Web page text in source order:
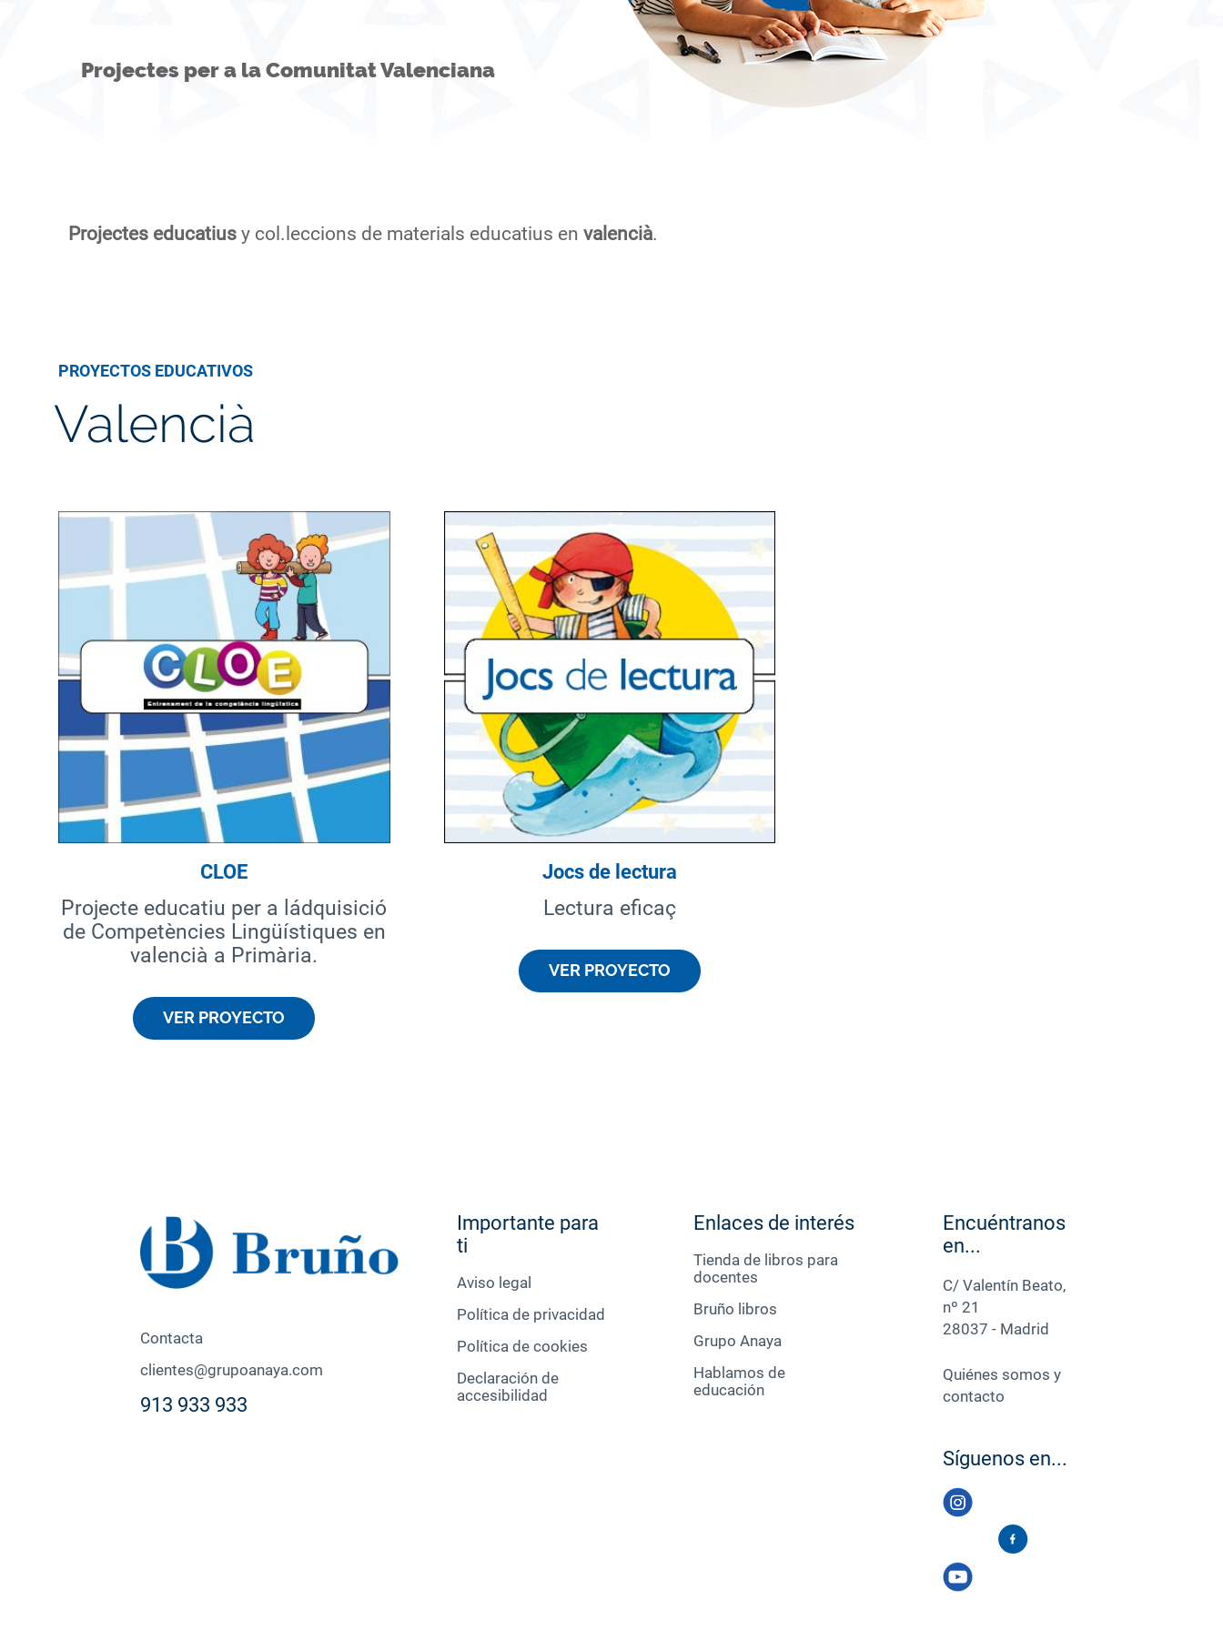
Projectes per a la Comunitat Valenciana
Projectes educatiusy col.leccions de materials educatius en valencià.
PROYECTOS EDUCATIVOS
Valencià
CLOE
Projecte educatiu per a ládquisició
de Competències Lingüístiques en
valencià a Primària.
VER PROYECTO
Jocs de lectura
Lectura eficaç
VER PROYECTO
Contacta
clientes@grupoanaya.com
913 933 933
Importante para
ti
Aviso legal
Política de privacidad
Política de cookies
Declaración de
accesibilidad
Enlaces de interés
Tienda de libros para
docentes
Bruño libros
Grupo Anaya
Hablamos de
educación
Encuéntranos
en...
C/ Valentín Beato,
nº 21
28037 - Madrid
Quiénes somos y
contacto
Síguenos en...